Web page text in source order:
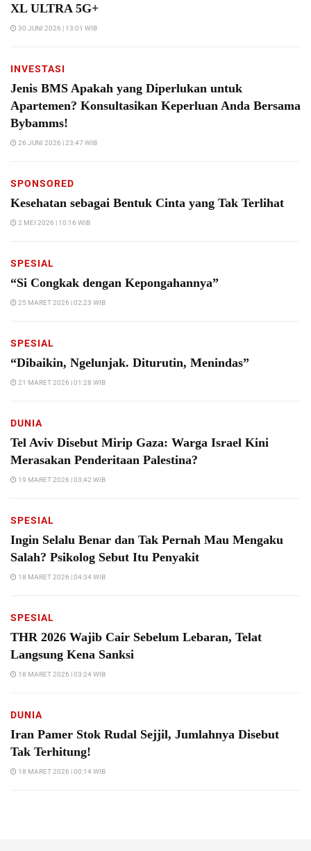
XL ULTRA 5G+
30 JUNI 2026 | 13:01 WIB
INVESTASI
Jenis BMS Apakah yang Diperlukan untuk
Apartemen? Konsultasikan Keperluan Anda Bersama
Bybamms!
26 JUNI 2026 | 23:47 WIB
SPONSORED
Kesehatan sebagai Bentuk Cinta yang Tak Terlihat
2 MEI 2026 | 10:16 WIB
SPESIAL
“Si Congkak dengan Kepongahannya”
25 MARET 2026 | 02:23 WIB
SPESIAL
“Dibaikin, Ngelunjak. Diturutin, Menindas”
21 MARET 2026 | 01:28 WIB
DUNIA
Tel Aviv Disebut Mirip Gaza: Warga Israel Kini
Merasakan Penderitaan Palestina?
19 MARET 2026 | 03:42 WIB
SPESIAL
Ingin Selalu Benar dan Tak Pernah Mau Mengaku
Salah? Psikolog Sebut Itu Penyakit
18 MARET 2026 | 04:34 WIB
SPESIAL
THR 2026 Wajib Cair Sebelum Lebaran, Telat
Langsung Kena Sanksi
18 MARET 2026 | 03:24 WIB
DUNIA
Iran Pamer Stok Rudal Sejjil, Jumlahnya Disebut
Tak Terhitung!
18 MARET 2026 | 00:14 WIB